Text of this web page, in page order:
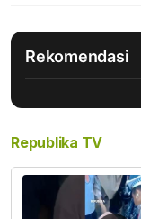
Rekomendasi
Republika TV